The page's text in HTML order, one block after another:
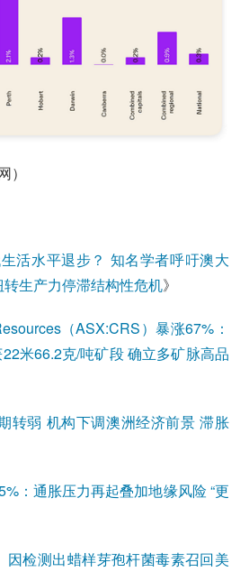
）
活水平退步？ 知名学者呼吁澳大
转生产力停滞结构性危机》
（ASX:CRS）暴涨67%：
米66.2克/吨矿段 确立多矿脉高品
转弱 机构下调澳洲经济前景 滞胀
：通胀压力再起叠加地缘风险 “更
因检测出蜡样芽孢杆菌毒素召回美